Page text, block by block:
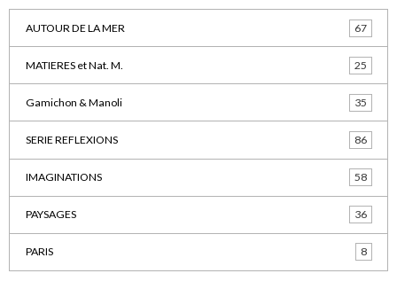
AUTOUR DE LA MER 67
MATIERES et Nat. M. 25
Gamichon & Manoli 35
SERIE REFLEXIONS 86
IMAGINATIONS 58
PAYSAGES 36
PARIS 8